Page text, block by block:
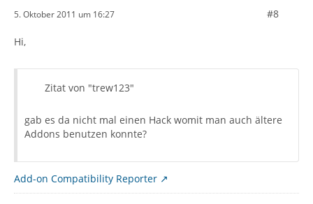
5. Oktober 2011 um 16:27 #8
Hi,
Zitat von "trew123"
gab es da nicht mal einen Hack womit man auch ältere
Addons benutzen konnte?
Add-on Compatibility Reporter